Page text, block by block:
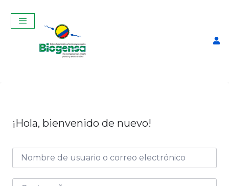
¡Hola, bienvenido de nuevo!
Curso Teórico-Práctico de
Ginecología, Palpación y